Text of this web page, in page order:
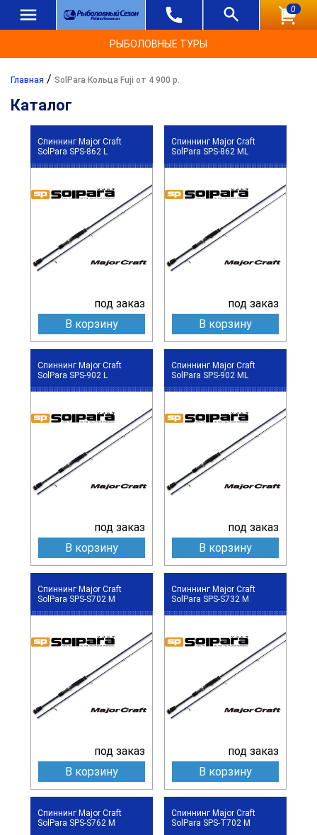
0
РЫБОЛОВНЫЕ ТУРЫ
Главная / SolPara Кольца Fuji от 4 900 р.
Каталог
Спиннинг Major Craft
SolPara SPS-862 L
под заказ
В корзину
Спиннинг Major Craft
SolPara SPS-862 ML
под заказ
В корзину
Спиннинг Major Craft
SolPara SPS-902 L
под заказ
В корзину
Спиннинг Major Craft
SolPara SPS-902 ML
под заказ
В корзину
Спиннинг Major Craft
SolPara SPS-S702 M
под заказ
В корзину
Спиннинг Major Craft
SolPara SPS-S732 M
под заказ
В корзину
Спиннинг Major Craft
SolPara SPS-S762 M
Спиннинг Major Craft
SolPara SPS-T702 M